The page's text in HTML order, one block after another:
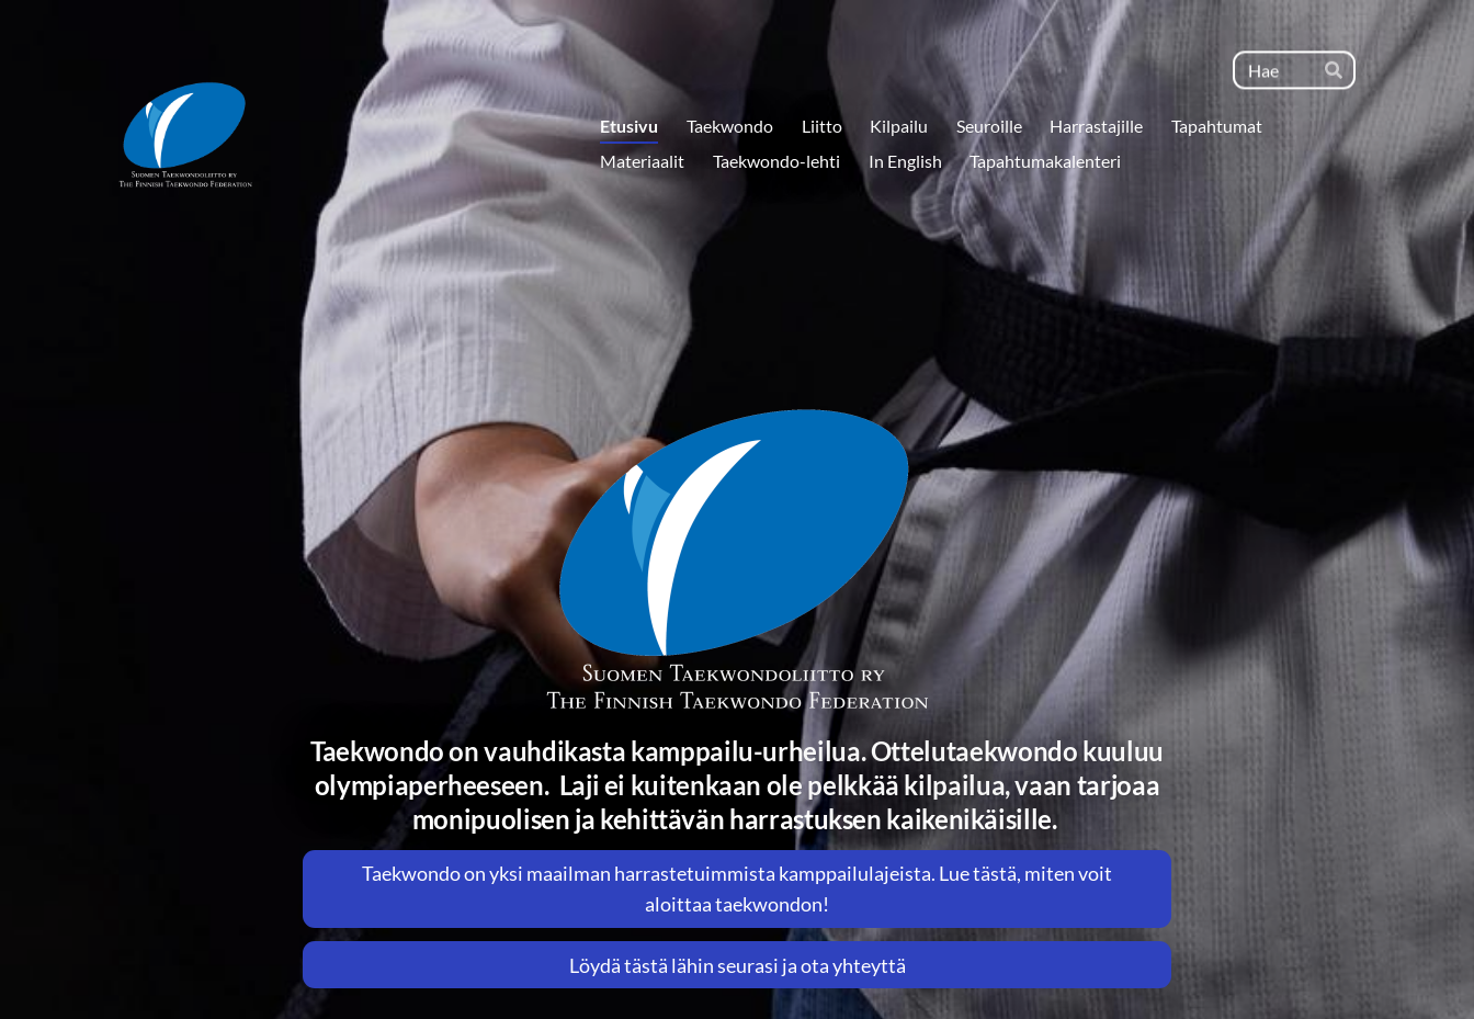
Haku
Hae
Suomen Taekwondoliitto ry
Etusivu Taekwondo Liitto Kilpailu Seuroille Harrastajille
Tapahtumat
Materiaalit
Taekwondo-lehti In English Tapahtumakalenteri
Taekwondo on vauhdikasta kamppailu-urheilua. Ottelutaekwondo kuuluu
olympiaperheeseen. Laji ei kuitenkaan ole pelkkää kilpailua, vaan tarjoaa
monipuolisen ja kehittävän harrastuksen kaikenikäisille.
Taekwondo on yksi maailman harrastetuimmista kamppailulajeista. Lue tästä, miten voit
aloittaa taekwondon!
Löydä tästä lähin seurasi ja ota yhteyttä